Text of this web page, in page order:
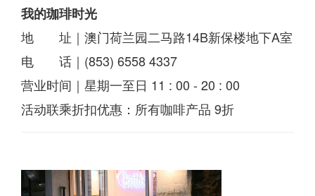
我的珈琲时光
地 址｜澳门荷兰园二马路14B新保楼地下A室
电 话｜(853) 6558 4337
营业时间｜星期一至日 11 : 00 - 20 : 00
活动联乘折扣优惠：所有咖啡产品 9折